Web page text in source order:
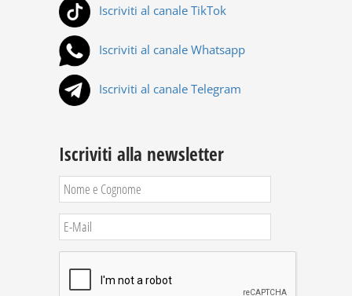
Iscriviti al canale TikTok
Iscriviti al canale Whatsapp
Iscriviti al canale Telegram
Iscriviti alla newsletter